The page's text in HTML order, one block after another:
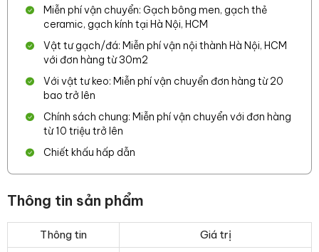
Miễn phí vận chuyển: Gạch bông men, gạch thẻ
ceramic, gạch kính tại Hà Nội, HCM
Vật tư gạch/đá: Miễn phí vận nội thành Hà Nội, HCM
với đơn hàng từ 30m2
Với vật tư keo: Miễn phí vận chuyển đơn hàng từ 20
bao trở lên
Chính sách chung: Miễn phí vận chuyển với đơn hàng
từ 10 triệu trở lên
Chiết khấu hấp dẫn
Thông tin sản phẩm
Thông tin
Giá trị